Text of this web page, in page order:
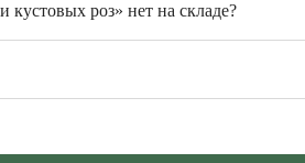
роз» нет на складе?